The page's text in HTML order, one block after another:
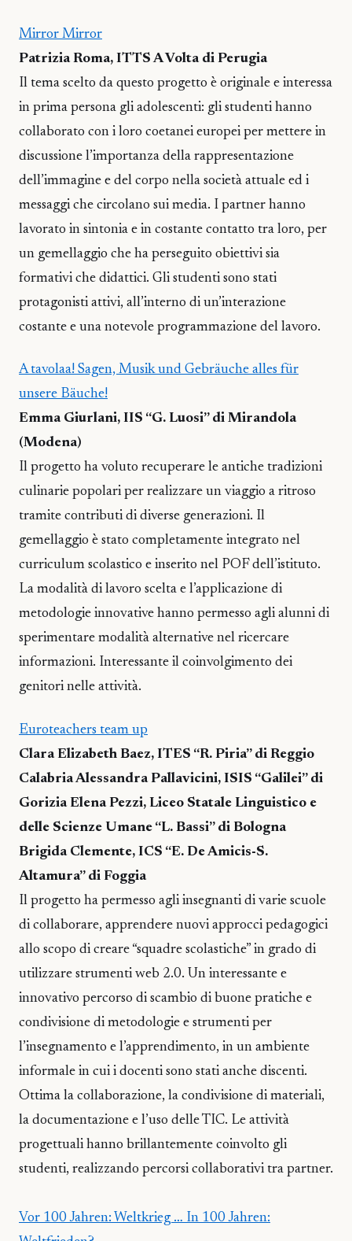
Mirror Mirror
Patrizia Roma, ITTS A Volta di Perugia
Il tema scelto da questo progetto è originale e interessa
in prima persona gli adolescenti: gli studenti hanno
collaborato con i loro coetanei europei per mettere in
discussione l’importanza della rappresentazione
dell’immagine e del corpo nella società attuale ed i
messaggi che circolano sui media. I partner hanno
lavorato in sintonia e in costante contatto tra loro, per
un gemellaggio che ha perseguito obiettivi sia
formativi che didattici. Gli studenti sono stati
protagonisti attivi, all’interno di un’interazione
costante e una notevole programmazione del lavoro.
A tavolaa! Sagen, Musik und Gebräuche alles für
unsere Bäuche!
Emma Giurlani, IIS “G. Luosi” di Mirandola
(Modena)
Il progetto ha voluto recuperare le antiche tradizioni
culinarie popolari per realizzare un viaggio a ritroso
tramite contributi di diverse generazioni. Il
gemellaggio è stato completamente integrato nel
curriculum scolastico e inserito nel POF dell’istituto.
La modalità di lavoro scelta e l’applicazione di
metodologie innovative hanno permesso agli alunni di
sperimentare modalità alternative nel ricercare
informazioni. Interessante il coinvolgimento dei
genitori nelle attività.
Euroteachers team up
Clara Elizabeth Baez, ITES “R. Piria” di Reggio
Calabria Alessandra Pallavicini, ISIS “Galilei” di
Gorizia Elena Pezzi, Liceo Statale Linguistico e
delle Scienze Umane “L. Bassi” di Bologna
Brigida Clemente, ICS “E. De Amicis-S.
Altamura” di Foggia
Il progetto ha permesso agli insegnanti di varie scuole
di collaborare, apprendere nuovi approcci pedagogici
allo scopo di creare “squadre scolastiche” in grado di
utilizzare strumenti web 2.0. Un interessante e
innovativo percorso di scambio di buone pratiche e
condivisione di metodologie e strumenti per
l’insegnamento e l’apprendimento, in un ambiente
informale in cui i docenti sono stati anche discenti.
Ottima la collaborazione, la condivisione di materiali,
la documentazione e l’uso delle TIC. Le attività
progettuali hanno brillantemente coinvolto gli
studenti, realizzando percorsi collaborativi tra partner.
Vor 100 Jahren: Weltkrieg … In 100 Jahren: